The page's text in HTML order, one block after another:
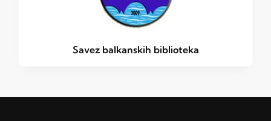
Savez balkanskih biblioteka